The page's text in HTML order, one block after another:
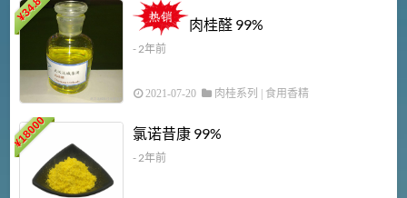
¥
34.8
肉桂醛 99%
- 2年前
2021-07-20 肉桂系列 | 食用香精
¥
18000 氯诺昔康 99%
- 2年前